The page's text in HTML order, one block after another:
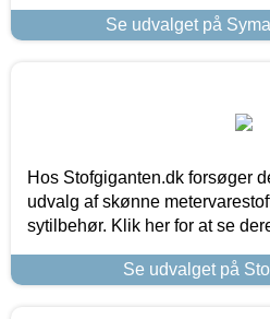
Se udvalget på
Hos Stofgiganten.dk forsøger
udvalg af skønne
sytilbehør. Klik her for at se
Se udvalget på